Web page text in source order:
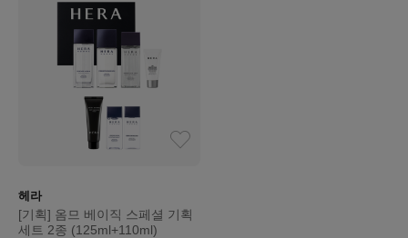
헤라
[기획] 옴므 베이직 스페셜 기획
세트 2종 (125ml+110ml)